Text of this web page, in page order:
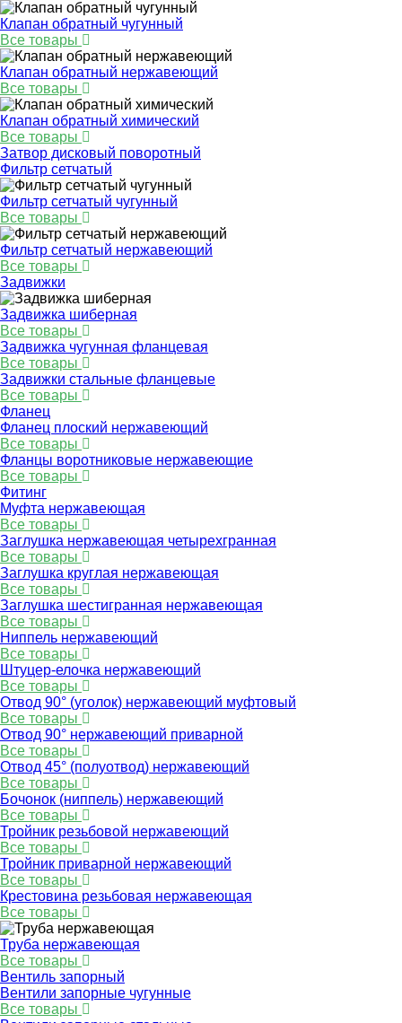
Клапан обратный чугунный
Все товары
Клапан обратный нержавеющий
Все товары
Клапан обратный химический
Все товары
Затвор дисковый поворотный
Фильтр сетчатый
Фильтр сетчатый чугунный
Все товары
Фильтр сетчатый нержавеющий
Все товары
Задвижки
Задвижка шиберная
Все товары
Задвижка чугунная фланцевая
Все товары
Задвижки стальные фланцевые
Все товары
Фланец
Фланец плоский нержавеющий
Все товары
Фланцы воротниковые нержавеющие
Все товары
Фитинг
Муфта нержавеющая
Все товары
Заглушка нержавеющая четырехгранная
Все товары
Заглушка круглая нержавеющая
Все товары
Заглушка шестигранная нержавеющая
Все товары
Ниппель нержавеющий
Все товары
Штуцер-елочка нержавеющий
Все товары
Отвод 90° (уголок) нержавеющий муфтовый
Все товары
Отвод 90° нержавеющий приварной
Все товары
Отвод 45° (полуотвод) нержавеющий
Все товары
Бочонок (ниппель) нержавеющий
Все товары
Тройник резьбовой нержавеющий
Все товары
Тройник приварной нержавеющий
Все товары
Крестовина резьбовая нержавеющая
Все товары
Труба нержавеющая
Все товары
Вентиль запорный
Вентили запорные чугунные
Все товары